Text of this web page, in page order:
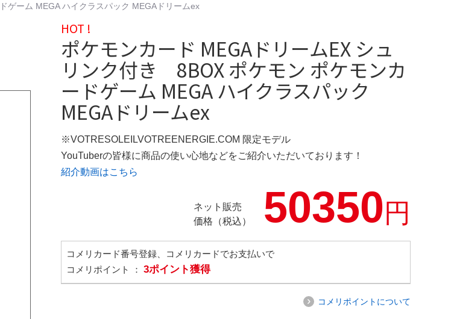
ーム MEGA ハイクラスパック MEGAドリームex
HOT !
ポケモンカード MEGAドリームEX シュ
リンク付き 8BOX ポケモン ポケモンカ
ードゲーム MEGA ハイクラスパック
MEGAドリームex
※VOTRESOLEILVOTREENERGIE.COM 限定モデル
YouTuberの皆様に商品の使い心地などをご紹介いただいております！
紹介動画はこちら
ネット販売
価格（税込）
50350円
コメリカード番号登録、コメリカードでお支払いで
コメリポイント ： 3ポイント獲得
コメリポイントについて